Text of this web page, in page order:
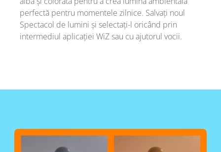
perfectă pentru momentele zilnice. Salvați noul
Spectacol de lumini și selectați-l oricând prin
intermediul aplicației WiZ sau cu ajutorul vocii.